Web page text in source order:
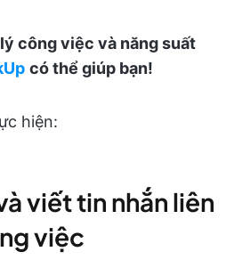
công việc và năng suất
có thể giúp bạn!
hiện:
viết tin nhắn liên
việc